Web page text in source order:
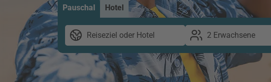
Pauschal Hotel
Reiseziel oder Hotel 2 Erwachsene